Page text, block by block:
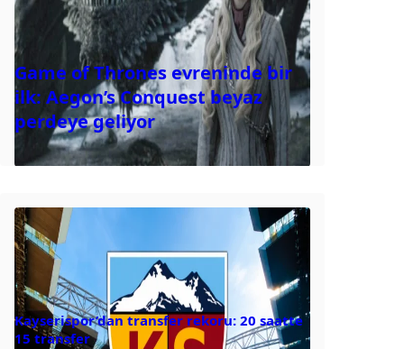
Game of Thrones evreninde bir
ilk: Aegon’s Conquest beyaz
perdeye geliyor
Kayserispor’dan transfer rekoru: 20 saatte
15 transfer